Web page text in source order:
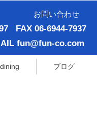
お問い合わせ
FAX 06-6944-7937
fun@fun-co.com
ブログ